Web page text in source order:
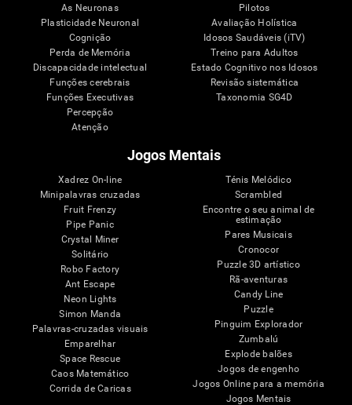
As Neuronas
Plasticidade Neuronal
Cognição
Perda de Memória
Discapacidade intelectual
Funções cerebrais
Funções Executivas
Percepção
Atenção
Pilotos
Avaliação Holística
Idosos Saudáveis (iTV)
Treino para Adultos
Estado Cognitivo nos Idosos
Revisão sistemática
Taxonomia SG4D
Jogos Mentais
Xadrez On-line
Minipalavras cruzadas
Fruit Frenzy
Pipe Panic
Crystal Miner
Solitário
Robo Factory
Ant Escape
Neon Lights
Simon Manda
Palavras-cruzadas visuais
Emparelhar
Space Rescue
Caos Matemático
Corrida de Caricas
Ténis Melódico
Scrambled
Encontre o seu animal de
estimação
Pares Musicais
Cronocor
Puzzle 3D artístico
Rã-aventuras
Candy Line
Puzzle
Pinguim Explorador
Zumbalú
Explode balões
Jogos de engenho
Jogos Online para a memória
Jogos Mentais